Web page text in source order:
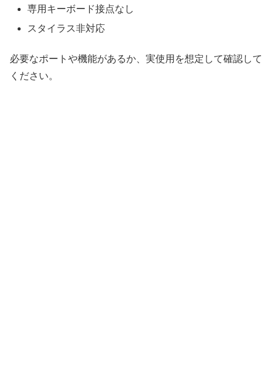
専用キーボード接点なし
スタイラス非対応
必要なポートや機能があるか、実使用を想定して確認して
ください。